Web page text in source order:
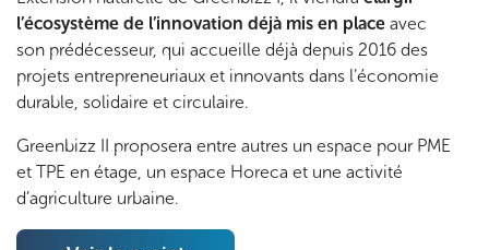
e
n
t
i
l’écosystème de l’innovation déjà mis en place avec
son prédécesseur, qui accueille déjà depuis 2016 des
projets entrepreneuriaux et innovants dans l’économie
durable, solidaire et circulaire.
Greenbizz II proposera entre autres un espace pour PME
et TPE en étage, un espace Horeca et une activité
d’agriculture urbaine.